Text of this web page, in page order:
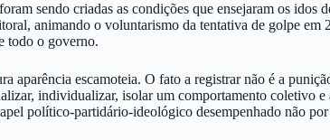
sendo criadas as condições que ensejaram os idos
animando o voluntarismo da tentativa de golpe
todo o governo.
aparência escamoteia. O fato a registrar não é a
individualizar, isolar um comportamento coletivo
político-partidário-ideológico desempenhado não